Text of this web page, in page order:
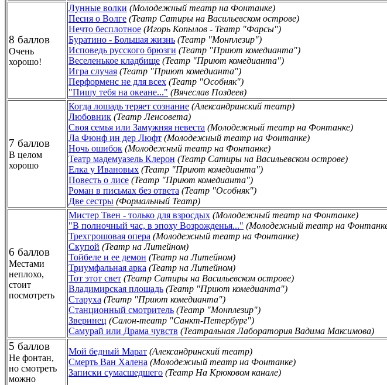
8 баллов
Очень
хорошо!
Лунные волки (Молодежный театр на Фонтанке)
Песня о Волге (Театр Сатиры на Васильевском острове)
Нечто бесплотное (Игорь Копылов - Театр "Фарсы")
Буратино - Большая жизнь (Театр "Монплезир")
Исповедь русского брюзги (Театр "Приют комедианта")
Веселенькое кладбище (Театр "Приют комедианта")
Игра случая (Театр "Приют комедианта")
Перформенс не для всех (Театр "Особняк")
"Пишу тебя на океане..." (Вячеслав Поздеев)
7 баллов
В целом
хорошо
Когда лошадь теряет сознание (Александринский театр)
Любовник (Театр Ленсовета)
Своя семья или Замужняя невеста (Молодежный театр на Фонтанке)
Ла Фюнф ин дер Люфт (Молодежный театр на Фонтанке)
Ночь ошибок (Молодежный театр на Фонтанке)
Театр мадемуазель Клерон (Театр Сатиры на Васильевском острове)
Елка у Ивановых (Театр "Приют комедианта")
Повесть о лисе (Театр "Приют комедианта")
Роман в письмах без ответа (Театр "Особняк")
Две сестры (Формальный Театр)
6 баллов
Местами
неплохо,
стоит
посмотреть
Мистер Твен - только для взросдых (Молодежный театр на Фонтанке)
"В полночный час, в эпоху Возрожденья..." (Молодежный театр на
Трехгрошовая опера (Молодежный театр на Фонтанке)
Скупой (Театр на Литейном)
Тойбеле и ее демон (Театр на Литейном)
Триумфальная арка (Театр на Литейном)
Тот этот свет (Театр Сатиры на Васильевском острове)
Владимирская площадь (Театр "Приют комедианта")
Старуха (Театр "Приют комедианта")
Станционный смотритель (Театр "Монплезир")
Зверинец (Салон-театр "Санкт-Петербург")
Самурай или Драма чувств (Театральная Лаборатория Вадима Максимова)
5 баллов
Не фонтан,
но смотреть
можно
Мой бедный Марат (Александринский театр)
Смерть Ван Халена (Молодежный театр на Фонтанке)
Записки сумасшедшего (Театр На Крюковом канале)